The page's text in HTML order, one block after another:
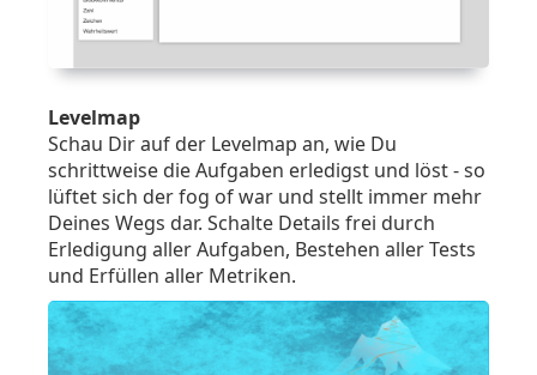
Levelmap
Schau Dir auf der Levelmap an, wie Du
schrittweise die Aufgaben erledigst und löst - so
lüftet sich der fog of war und stellt immer mehr
Deines Wegs dar. Schalte Details frei durch
Erledigung aller Aufgaben, Bestehen aller Tests
und Erfüllen aller Metriken.